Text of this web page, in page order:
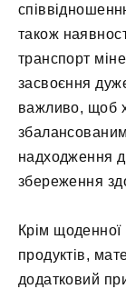
також
транспорт
засвоєння
важливо, щоб
надходження
збереження
Крім
продуктів,
додатковий